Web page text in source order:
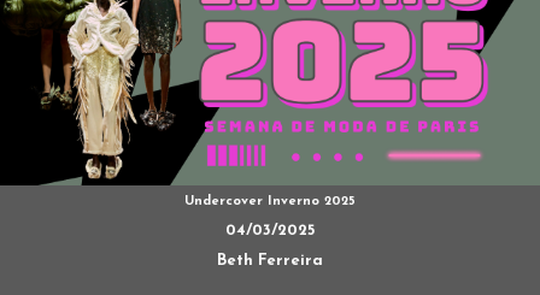
Undercover Inverno 2025
04/03/2025
Beth Ferreira